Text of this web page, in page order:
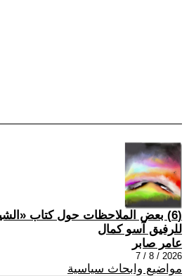
(6) بعض الملاحظات حول كتاب
للرفيق آسو كمال
عامر صابر
2026 / 8 / 7
مواضيع وابحاث سياسية